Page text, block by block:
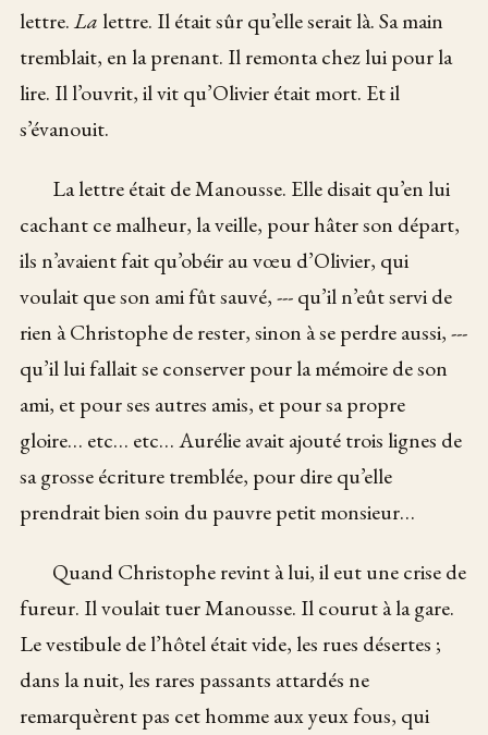
lettre.La lettre. Il était sûr qu’elle serait là. Sa main
tremblait, en la prenant. Il remonta chez lui pour la
lire. Il l’ouvrit, il vit qu’Olivier était mort. Et il
s’évanouit.
La lettre était de Manousse. Elle disait qu’en lui
cachant ce malheur, la veille, pour hâter son départ,
ils n’avaient fait qu’obéir au vœu d’Olivier, qui
voulait que son ami fût sauvé, --- qu’il n’eût servi de
rien à Christophe de rester, sinon à se perdre aussi, ---
qu’il lui fallait se conserver pour la mémoire de son
ami, et pour ses autres amis, et pour sa propre
gloire… etc… etc… Aurélie avait ajouté trois lignes de
sa grosse écriture tremblée, pour dire qu’elle
prendrait bien soin du pauvre petit monsieur…
Quand Christophe revint à lui, il eut une crise de
fureur. Il voulait tuer Manousse. Il courut à la gare.
Le vestibule de l’hôtel était vide, les rues désertes ;
dans la nuit, les rares passants attardés ne
remarquèrent pas cet homme aux yeux fous, qui